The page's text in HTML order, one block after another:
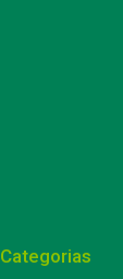
Categorias